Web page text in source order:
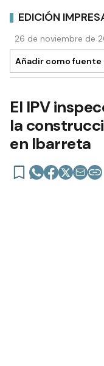
EDICIÓN
26 de noviembre de
Añadir como fuente
El IPV
la
en Ibarreta